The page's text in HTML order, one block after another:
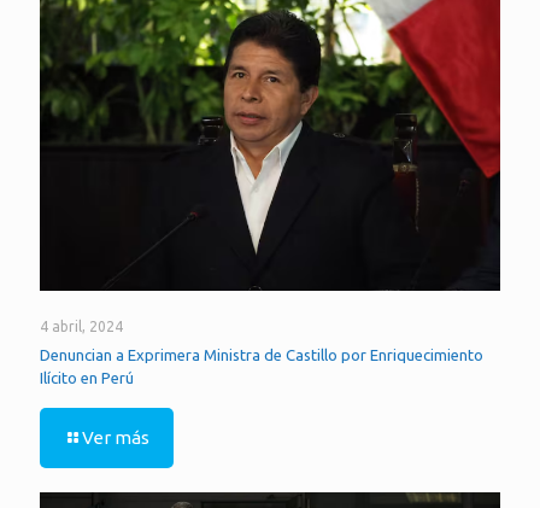
4 abril, 2024
Denuncian a Exprimera Ministra de Castillo por Enriquecimiento
Ilícito en Perú
Ver más